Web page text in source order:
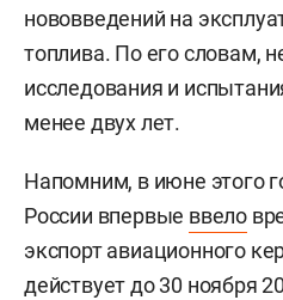
нововведений на
топлива. По его словам,
исследования и
менее двух лет.
Напомним, в июне этого
России впервые ввело
экспорт авиационного
действует до 30 ноября